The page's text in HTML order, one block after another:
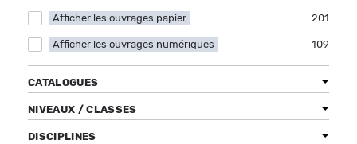
Bénéficiez de tarifs préférentiels
Téléchargez des ressources gratuites
Recevez des informations sur nos nouveautés
Afficher les ouvrages papier 201
Apply Afficher les ouvrages papier filter
Afficher les ouvrages numériques 109
Apply Afficher les ouvrages numériques filter
CATALOGUES
NIVEAUX / CLASSES
DISCIPLINES